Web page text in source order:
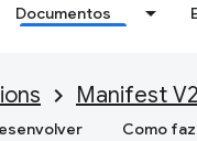
Documentos
Manifest V2
Como